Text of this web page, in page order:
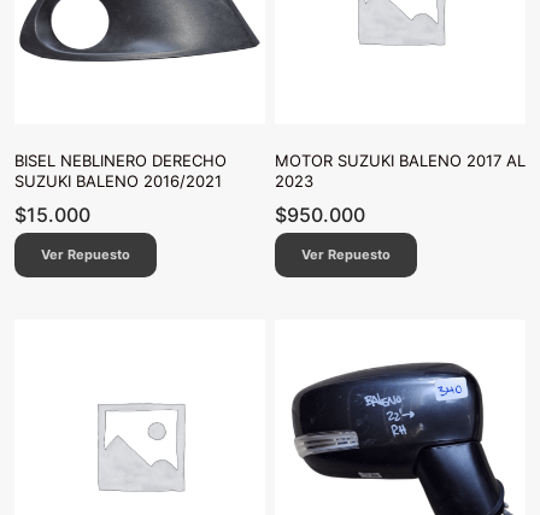
BISEL NEBLINERO DERECHO
SUZUKI BALENO 2016/2021
$15.000
Ver Repuesto
MOTOR SUZUKI BALENO 2017 AL
2023
$950.000
Ver Repuesto